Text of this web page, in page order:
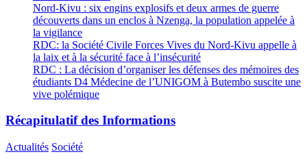
Nord-Kivu : six engins explosifs et deux armes de guerre
découverts dans un enclos à Nzenga, la population appelée à
la vigilance
RDC: la Société Civile Forces Vives du Nord-Kivu appelle à
la laix et à la sécurité face à l’insécurité
RDC : La décision d’organiser les défenses des mémoires des
étudiants D4 Médecine de l’UNIGOM à Butembo suscite une
vive polémique
Récapitulatif des Informations
Actualités Société